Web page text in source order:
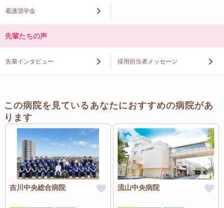
看護奨学金
先輩たちの声
先輩インタビュー 採用担当者メッセージ
この病院を見ているあなたにおすすめの病院があ
ります
吉川中央総合病院 流山中央病院